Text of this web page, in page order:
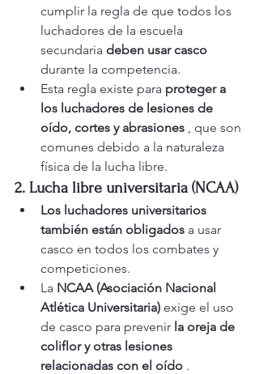
cumplir la regla de que todos los
luchadores de la escuela
secundaria deben usar casco
durante la competencia.
Esta regla existe para proteger a
los luchadores de lesiones de
oído, cortes y abrasiones , que son
comunes debido a la naturaleza
física de la lucha libre.
2. Lucha libre universitaria (NCAA)
Los luchadores universitarios
también están obligados a usar
casco en todos los combates y
competiciones.
La NCAA (Asociación Nacional
Atlética Universitaria) exige el uso
de casco para prevenir la oreja de
coliflor y otras lesiones
relacionadas con el oído .